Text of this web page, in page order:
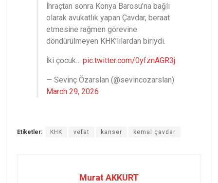
İhraçtan sonra Konya Barosu’na bağlı
olarak avukatlık yapan Çavdar, beraat
etmesine rağmen görevine
döndürülmeyen KHK’lılardan biriydi.
İki çocuk… pic.twitter.com/0yfznAGR3j
— Sevinç Özarslan (@sevincozarslan)
March 29, 2026
Etiketler: KHK vefat kanser kemal çavdar
Murat AKKURT